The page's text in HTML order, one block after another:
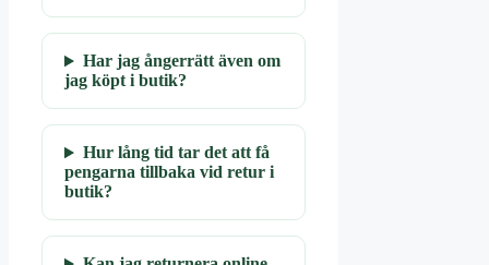
Har jag ångerrätt även om
jag köpt i butik?
Hur lång tid tar det att få
pengarna tillbaka vid retur i
butik?